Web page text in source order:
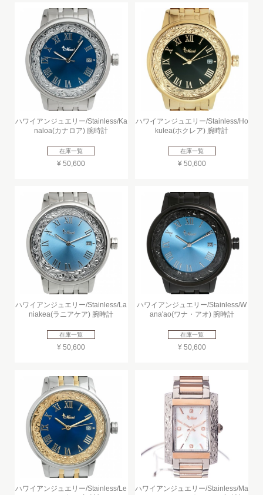
ハワイアンジュエリー/Stainless/Ka
naloa(カナロア) 腕時計
在庫一覧
¥ 50,600
ハワイアンジュエリー/Stainless/Ho
kulea(ホクレア) 腕時計
在庫一覧
¥ 50,600
ハワイアンジュエリー/Stainless/La
niakea(ラニアケア) 腕時計
在庫一覧
¥ 50,600
ハワイアンジュエリー/Stainless/W
ana'ao(ワナ・アオ) 腕時計
在庫一覧
¥ 50,600
ハワイアンジュエリー/Stainless/Le
ハワイアンジュエリー/Stainless/Ma